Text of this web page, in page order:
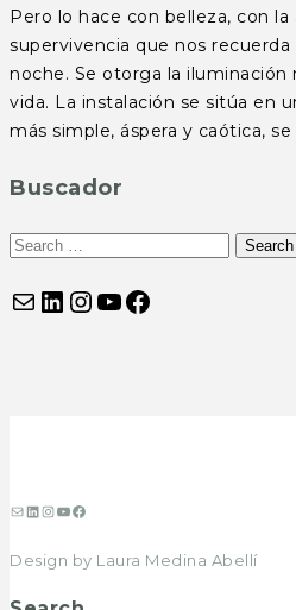
Pero lo hace con belleza, con
supervivencia que nos
noche. Se otorga la iluminación
vida. La instalación se sitúa en
más simple, áspera y caótica,
Buscador
Correo electrónico
LinkedIn
Instagram
YouTube
Facebook
Correo
LinkedIn
Instagram
YouTube
Facebook
Design by Laura Medina Abellí